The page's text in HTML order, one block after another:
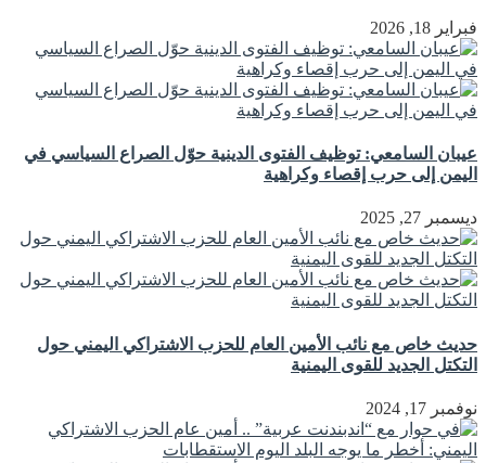
فبراير 18, 2026
عيبان السامعي: توظيف الفتوى الدينية حوّل الصراع السياسي في
اليمن إلى حرب إقصاء وكراهية
ديسمبر 27, 2025
حديث خاص مع نائب الأمين العام للحزب الاشتراكي اليمني حول
التكتل الجديد للقوى اليمنية
نوفمبر 17, 2024